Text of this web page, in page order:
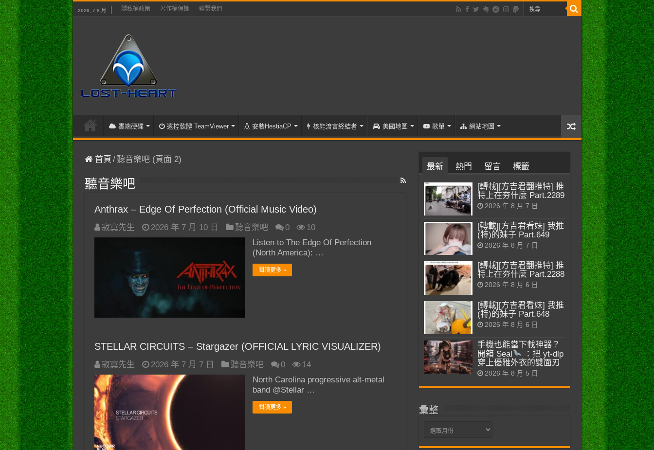
2026, 7 8 月 隱私權政策 著作權保護 聯繫我們
雲端硬碟 遠控軟體 TeamViewer 安裝HestiaCP 核能流言終結者 美國地圖 歌單 網站地圖
首頁 /聽音樂吧 (頁面 2)
聽音樂吧
Anthrax – Edge Of Perfection (Official Music Video)
寂寞先生 2026 年 7 月 10 日 聽音樂吧 0
10
Listen to The Edge Of Perfection
(North America): …
閱讀更多 »
STELLAR CIRCUITS – Stargazer (OFFICIAL LYRIC VISUALIZER)
寂寞先生 2026 年 7 月 7 日 聽音樂吧 0
14
North Carolina progressive alt-metal
band @Stellar …
閱讀更多 »
最新 熱門 留言 標籤
[轉載][方吉君翻推特] 推
特上在夯什麼 Part.2289
2026 年 8 月 7 日
[轉載][方吉君看妹] 我推
(特)的妹子 Part.649
2026 年 8 月 7 日
[轉載][方吉君翻推特] 推
特上在夯什麼 Part.2288
2026 年 8 月 6 日
[轉載][方吉君看妹] 我推
(特)的妹子 Part.648
2026 年 8 月 6 日
手機也能當下載神器？
開箱 Seal
：把 yt-dlp
穿上優雅外衣的雙面刃
2026 年 8 月 5 日
彙整
彙